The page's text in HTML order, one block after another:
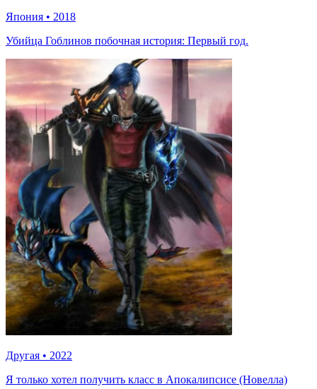
Япония • 2018
Убийца Гоблинов побочная история: Первый год.
Другая • 2022
Я только хотел получить класс в Апокалипсисе (Новелла)